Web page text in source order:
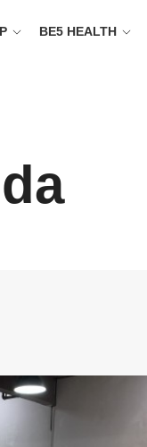
BE5 HEALTH